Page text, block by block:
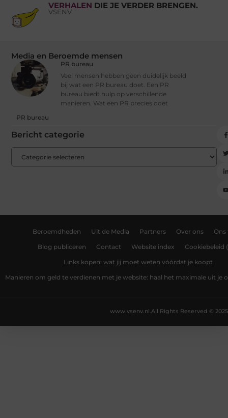
VERHALEN DIE JE VERDER BRENGEN.
VSENV
Media en Beroemde mensen
PR bureau
Veel mensen hebben geen duidelijk beeld
bij wat een PR bureau doet. Een PR
bureau biedt hulp op verschillende
manieren. Wat een PR precies doet
PR bureau
Bericht categorie
Beroemdheden Uit de Media Partners Over ons Ons
Blog publiceren Contact Website index Cookiebeleid
Links kopen: wat jij moet weten vóórdat je koopt
Manieren om geld te verdienen met je website: haal het maximale uit je
All Rights Reserved © 2025
www.vsenv.nl.